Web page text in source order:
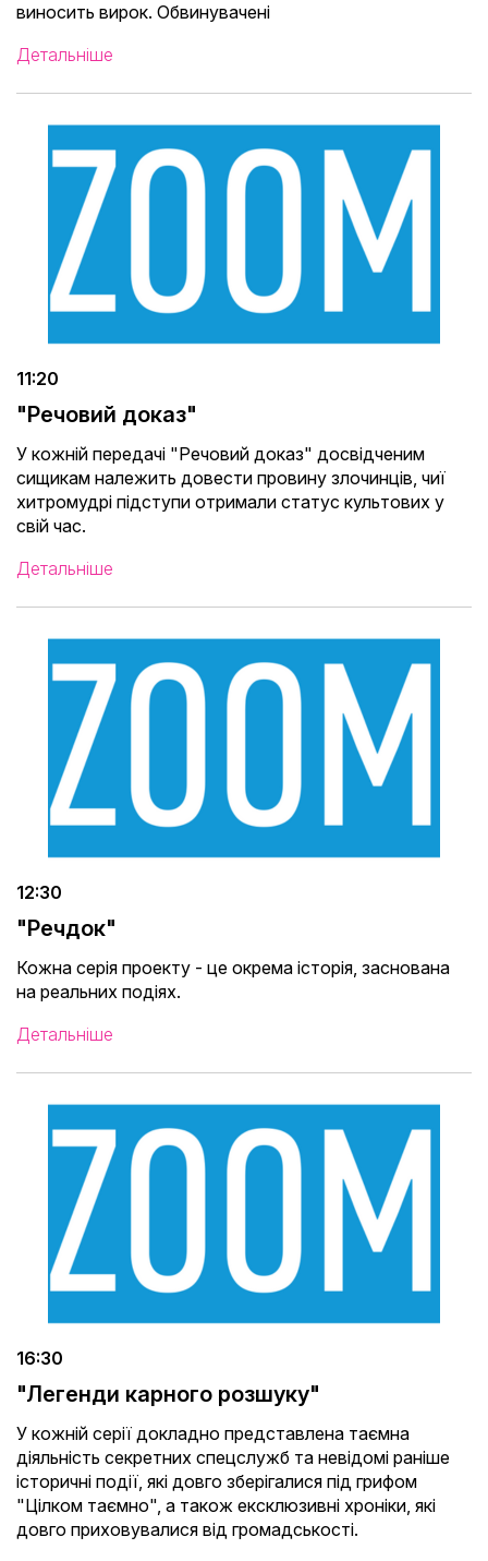
виносить вирок. Обвинувачені
Детальніше
11:20
"Речовий доказ"
У кожній передачі "Речовий доказ" досвідченим
сищикам належить довести провину злочинців, чиї
хитромудрі підступи отримали статус культових у
свій час.
Детальніше
12:30
"Речдок"
Кожна серія проекту - це окрема історія, заснована
на реальних подіях.
Детальніше
16:30
"Легенди карного розшуку"
У кожній серії докладно представлена ​​таємна
діяльність секретних спецслужб та невідомі раніше
історичні події, які довго зберігалися під грифом
"Цілком таємно", а також ексклюзивні хроніки, які
довго приховувалися від громадськості.